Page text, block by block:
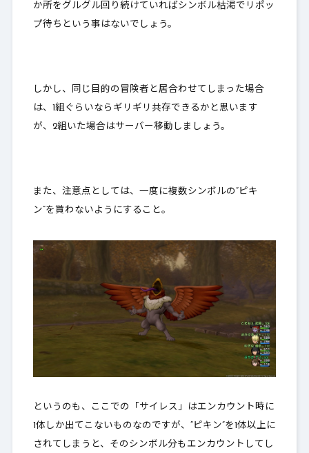
か所をグルグル回り続けていればシンボル枯渇でリポッ
プ待ちという事はないでしょう。
しかし、同じ目的の冒険者と居合わせてしまった場合
は、1組ぐらいならギリギリ共存できるかと思います
が、2組いた場合はサーバー移動しましょう。
また、注意点としては、 一度に複数シンボルの”ピキ
ン”を貰わないようにすること。
というのも、ここでの「サイレス」はエンカウント時に
1体 しか出てこないものなのですが、”ピキン”を1体以上に
されてしまうと、そのシンボル分もエンカウントしてし